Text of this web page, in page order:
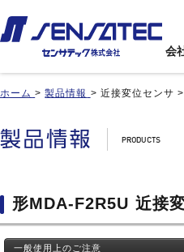
会
品番インデックス
用途事例
近接センサ
差動容量
磁気センサ
文
利用規約
近接センサ
差動容量
磁気センサ
ップ
基板実装
ホーム >製品情報 > 近接変位センサ
形MDA-F2R5U 近接
一般使用上のご注意